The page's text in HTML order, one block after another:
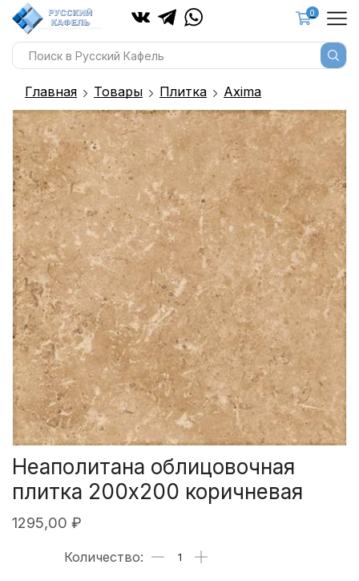
0
Главная Товары Плитка Axima
Неаполитана облицовочная
плитка 200х200 коричневая
1295,00 ₽